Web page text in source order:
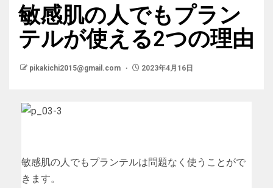
敏感肌の人でもプラン
テルが使える2つの理由
pikakichi2015@gmail.com 2023年4月16日
敏感肌の人でもプランテルは問題なく使うことがで
きます。